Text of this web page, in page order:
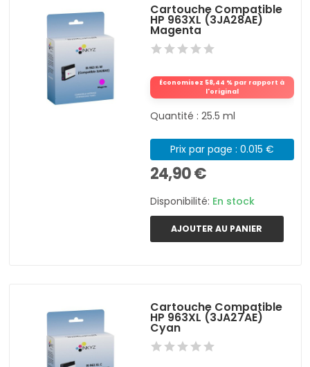
Cartouche Compatible
HP 963XL (3JA28AE)
Magenta
Économisez 58,44 % par rapport à
l'original
Quantité : 25.5 ml
Prix par page : 0.015 €
24,90 €
Disponibilité: En stock
AJOUTER AU PANIER
Cartouche Compatible
HP 963XL (3JA27AE)
Cyan